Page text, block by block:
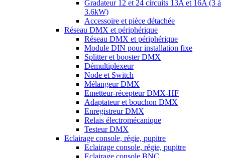
Gradateur 12 et 24 circuits 13A et 16A (3 à
3.6kW)
Accessoire et pièce détachée
Réseau DMX et périphérique
Réseau DMX et périphérique
Module DIN pour installation fixe
Splitter et booster DMX
Démultiplexeur
Node et Switch
Mélangeur DMX
Emetteur-récepteur DMX-HF
Adaptateur et bouchon DMX
Enregistreur DMX
Relais électromécanique
Testeur DMX
Eclairage console, régie, pupitre
Eclairage console, régie, pupitre
Eclairage console BNC